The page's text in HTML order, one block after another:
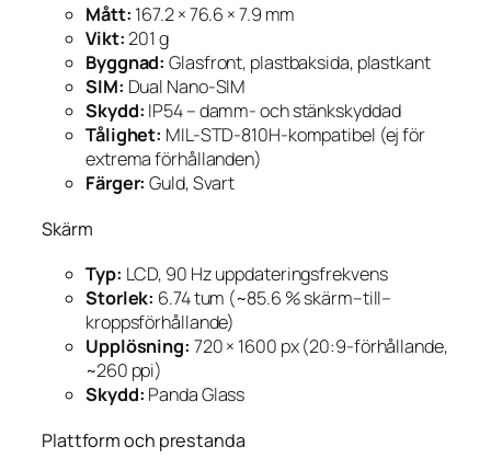
Mått: 167.2 × 76.6 × 7.9 mm
Vikt:201 g
Byggnad: Glasfront, plastbaksida, plastkant
SIM: Dual Nano-SIM
Skydd: IP54 – damm- och stänkskyddad
Tålighet: MIL-STD-810H-kompatibel (ej för
extrema förhållanden)
Färger: Guld, Svart
Skärm
Typ: LCD, 90 Hz uppdateringsfrekvens
Storlek: 6.74 tum (~85.6 % skärm–till–
kroppsförhållande)
Upplösning: 720 × 1600 px (20:9-förhållande,
~260 ppi)
Skydd: Panda Glass
Plattform och prestanda